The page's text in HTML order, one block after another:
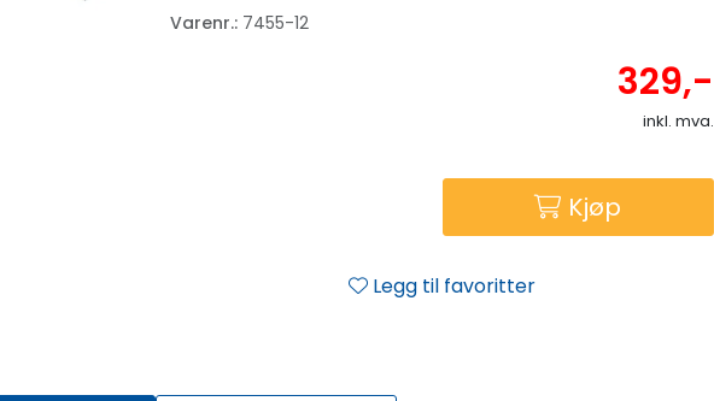
Varenr.: 7455-12
329,-
inkl. mva.
Kjøp
Legg til favoritter